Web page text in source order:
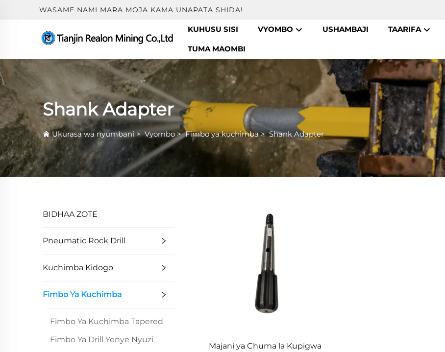
WASAME NAMI MARA MOJA KAMA UNAPATA SHIDA!
KUHUSU SISI VYOMBO USHAMBAJI TAARIFA
TUMA MAOMBI
Shank Adapter
Ukurasa wa nyumbani >Vyombo >Fimbo ya kuchimba>Shank Adapter
BIDHAA ZOTE
Pneumatic Rock Drill
Kuchimba Kidogo
Fimbo Ya Kuchimba
Fimbo Ya Kuchimba Tapered
Fimbo Ya Drill Yenye Nyuzi
Majani ya Chuma la Kupigwa